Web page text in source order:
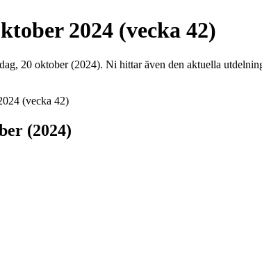
2024 (vecka 42)
20 oktober (2024). Ni hittar även den aktuella
(vecka 42)
(2024)